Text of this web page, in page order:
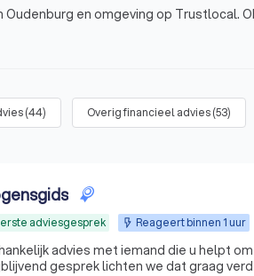
en omgeving op Trustlocal.
(44) Overig financieel advies(53)
adviesgesprek Reageert binnen 1 uur
advies met iemand die u helpt
gesprek lichten we dat graag